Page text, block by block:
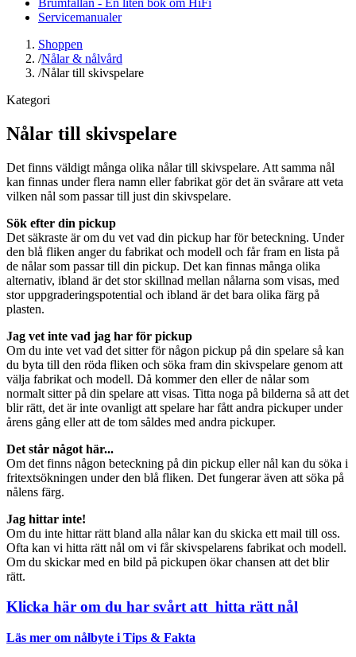
Servicemanualer
Shoppen
/Nålar & nålvård
/Nålar till skivspelare
Kategori
Nålar till skivspelare
Det finns väldigt många olika nålar till skivspelare. Att samma nål
kan finnas under flera namn eller fabrikat gör det än svårare att veta
vilken nål som passar till just din skivspelare.
Sök efter din pickup
Det säkraste är om du vet vad din pickup har för beteckning. Under
den blå fliken anger du fabrikat och modell och får fram en lista på
de nålar som passar till din pickup. Det kan finnas många olika
alternativ, ibland är det stor skillnad mellan nålarna som visas, med
stor uppgraderingspotential och ibland är det bara olika färg på
plasten.
Jag vet inte vad jag har för pickup
Om du inte vet vad det sitter för någon pickup på din spelare så kan
du byta till den röda fliken och söka fram din skivspelare genom att
välja fabrikat och modell. Då kommer den eller de nålar som
normalt sitter på din spelare att visas. Titta noga på bilderna så att det
blir rätt, det är inte ovanligt att spelare har fått andra pickuper under
årens gång eller att de tom såldes med andra pickuper.
Det står något här...
Om det finns någon beteckning på din pickup eller nål kan du söka i
fritextsökningen under den blå fliken. Det fungerar även att söka på
nålens färg.
Jag hittar inte!
Om du inte hittar rätt bland alla nålar kan du skicka ett mail till oss.
Ofta kan vi hitta rätt nål om vi får skivspelarens fabrikat och modell.
Om du skickar med en bild på pickupen ökar chansen att det blir
rätt.
Klicka här om du har svårt att hitta rätt nål
Läs mer om nålbyte i Tips & Fakta